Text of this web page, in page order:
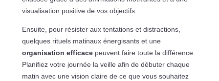
visualisation positive de vos objectifs.
Ensuite, pour résister aux tentations et distractions,
quelques rituels matinaux énergisants et une
organisation efficacepeuvent faire toute la différence.
Planifiez votre journée la veille afin de débuter chaque
matin avec une vision claire de ce que vous souhaitez